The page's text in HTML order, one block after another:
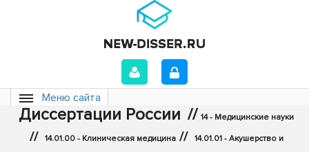
Меню сайта
Диссертации России // 14 - Медицинские науки
// 14.01.00 - Клиническая медицина // 14.01.01 - Акушерство и